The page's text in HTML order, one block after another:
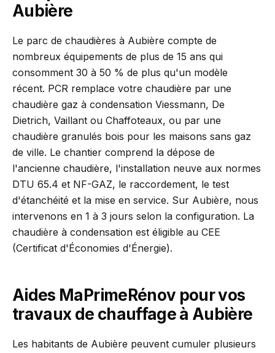
Aubière
Le parc de chaudières à Aubière compte de
nombreux équipements de plus de 15 ans qui
consomment 30 à 50 % de plus qu'un modèle
récent. PCR remplace votre chaudière par une
chaudière gaz à condensation Viessmann, De
Dietrich, Vaillant ou Chaffoteaux, ou par une
chaudière granulés bois pour les maisons sans gaz
de ville. Le chantier comprend la dépose de
l'ancienne chaudière, l'installation neuve aux normes
DTU 65.4 et NF-GAZ, le raccordement, le test
d'étanchéité et la mise en service. Sur Aubière, nous
intervenons en 1 à 3 jours selon la configuration. La
chaudière à condensation est éligible au CEE
(Certificat d'Économies d'Énergie).
Aides MaPrimeRénov pour vos
travaux de chauffage à Aubière
Les habitants de Aubière peuvent cumuler plusieurs